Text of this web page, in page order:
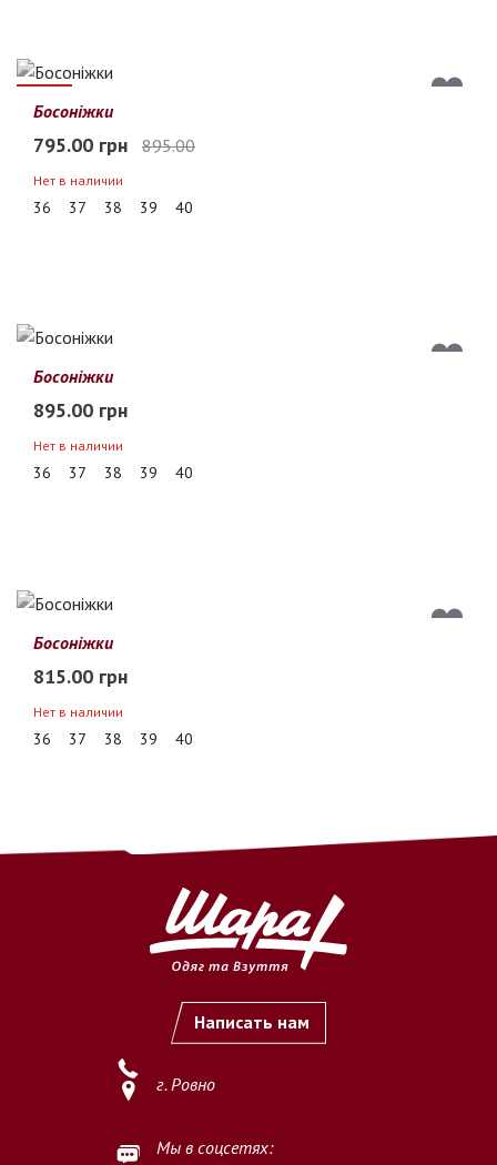
11%
Босоніжки
795.00 грн 895.00
Нет в наличии
36 37 38 39 40
Босоніжки
895.00 грн
Нет в наличии
36 37 38 39 40
Босоніжки
815.00 грн
Нет в наличии
36 37 38 39 40
Написать нам
г. Ровно
Мы в соцсетях: